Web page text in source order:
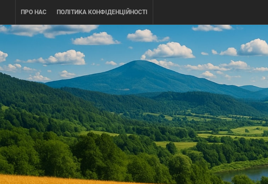
content
ПРО НАС ПОЛІТИКА КОНФІДЕНЦІЙНОСТІ
ПОДОРОЖI ПО УКРАЇНІ